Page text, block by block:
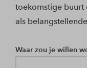
toekomstige buurt
als
Waar zou je willen